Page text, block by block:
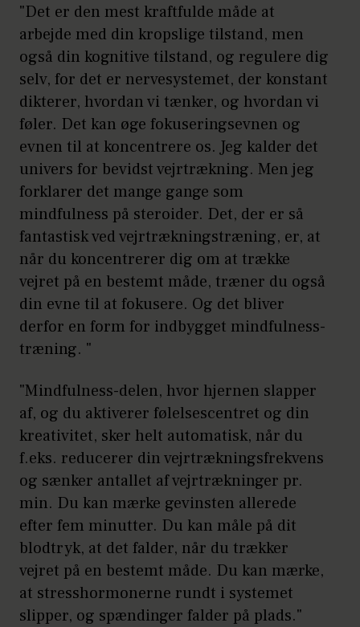
"Det er den mest kraftfulde måde at
arbejde med din kropslige tilstand, men
også din kognitive tilstand, og regulere dig
selv, for det er nervesystemet, der konstant
dikterer, hvordan vi tænker, og hvordan vi
føler. Det kan øge fokuseringsevnen og
evnen til at koncentrere os. Jeg kalder det
univers for bevidst vejrtrækning. Men jeg
forklarer det mange gange som
mindfulness på steroider. Det, der er så
fantastisk ved vejrtrækningstræning, er, at
når du koncentrerer dig om at trække
vejret på en bestemt måde, træner du også
din evne til at fokusere. Og det bliver
derfor en form for indbygget mindfulness-
træning. "
"Mindfulness-delen, hvor hjernen slapper
af, og du aktiverer følelsescentret og din
kreativitet, sker helt automatisk, når du
f.eks. reducerer din vejrtrækningsfrekvens
og sænker antallet af vejrtrækninger pr.
min. Du kan mærke gevinsten allerede
efter fem minutter. Du kan måle på dit
blodtryk, at det falder, når du trækker
vejret på en bestemt måde. Du kan mærke,
at stresshormonerne rundt i systemet
slipper, og spændinger falder på plads."